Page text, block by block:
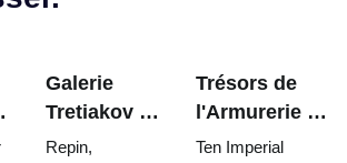
Galerie
Tretiakov :
Les chefs-
Repin,
Trésors de
l'Armurerie du
Kremlin :
Ten Imperial